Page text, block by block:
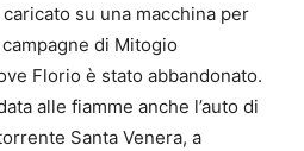
su una macchina per
di Mitogio
Florio è stato abbandonato.
alle fiamme anche l’auto di
Santa Venera, a